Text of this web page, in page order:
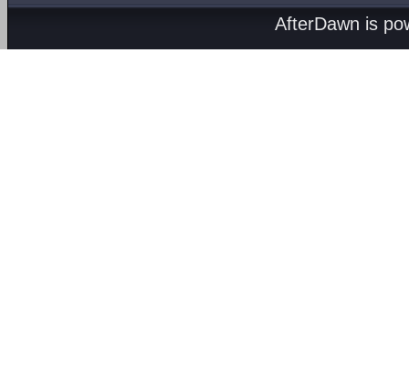
AfterDawn is